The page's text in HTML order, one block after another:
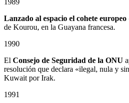
1989
Lanzado al espacio el cohete
de Kourou, en la Guayana francesa.
1990
El Consejo de Seguridad de la ONU
resolución que declara «ilegal, nula y
Kuwait por Irak.
1991